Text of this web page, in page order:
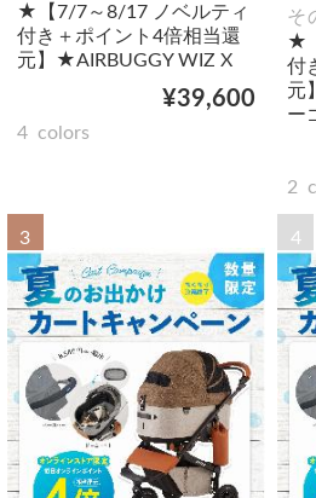
★【7/7～8/17 ノベルティ
付き＋ポイント4倍相当還
元】★AIRBUGGY WIZ X
¥39,600
4 colors
そ
★
付
元
ー
2
3 4